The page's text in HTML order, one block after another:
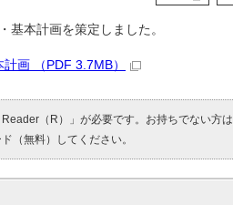
基本計画を策定しました。
画 （PDF 3.7MB）
（R）」が必要です。お持ちでない方は
（無料）してください。